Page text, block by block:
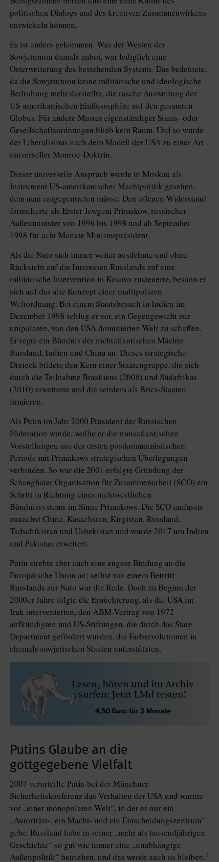
politischen Dialogs und des kreativen Zusammenwirkens
entwickeln können.
Es ist anders gekommen. Was der Westen der
Sowjetunion damals anbot, war lediglich eine
Osterweiterung des bestehenden Systems. Das bedeutete,
da die Sowjetunion keine militärische und ideologische
Bedrohung mehr darstellte, die rasche Ausweitung der
US-amerikanischen Einflusssphäre auf den gesamten
Globus. Für andere Muster eigenständiger Staats- oder
Gesellschaftsordnungen blieb kein Raum. Und so wurde
der Liberalismus nach dem Modell der USA zu einer Art
universeller Monroe-Doktrin.
Dieser universelle Anspruch wurde in Moskau als
Instrument US-amerikanischer Machtpolitik gesehen,
dem man entgegentreten müsse. Den offenen Widerstand
formulierte als Erster Jewgeni Primakow, russischer
Außenminister von 1996 bis 1998 und ab September
1998 für acht Monate Ministerpräsident.
Als die Nato sich immer weiter ausdehnte und ohne
Rücksicht auf die Interessen Russlands auf eine
militärische Intervention in Kosovo zusteuerte, besann er
sich auf das alte Konzept einer multipolaren
Weltordnung. Bei einem Staatsbesuch in Indien im
Dezember 1998 schlug er vor, ein Gegengewicht zur
unipolaren, von den USA dominierten Welt zu schaffen.
Er regte ein Bündnis der nichtatlantischen Mächte
Russland, Indien und China an. Dieses strategische
Dreieck bildete den Kern einer Staatengruppe, die sich
durch die Teilnahme Brasiliens (2006) und Südafrikas
(2010) erweiterte und die seitdem als Brics-Staaten
firmieren.
Als Putin im Jahr 2000 Präsident der Russischen
Föderation wurde, wollte er die transatlantischen
Vorstellungen aus der ersten postkommunistischen
Periode mit Primakows strategischen Überlegungen
verbinden. So war die 2001 erfolgte Gründung der
Schanghaier Organisation für Zusammenarbeit (SCO) ein
Schritt in Richtung eines nichtwestlichen
Bündnissystems im Sinne Primakows. Die SCO umfasste
zunächst China, Kasachstan, Kirgistan, Russland,
Tadschikistan und Usbekistan und wurde 2017 um Indien
und Pakistan erweitert.
Putin strebte aber auch eine engere Bindung an die
Europäische Union an; selbst von einem Beitritt
Russlands zur Nato war die Rede. Doch zu Beginn der
2000er Jahre folgte die Ernüchterung, als die USA im
Irak intervenierten, den ABM-Vertrag von 1972
aufkündigten und US-Stiftungen, die durch das ­State
Department gefördert wurden, die Farb­revo­lu­tionen in
ehemals sowjetischen Staaten unterstützten.
Putins Glaube an die
gottgegebene Vielfalt
2007 verurteilte Putin bei der Münchner
Sicherheitskonferenz das Verhalten der USA und warnte
vor „einer monopolaren Welt“, in der es nur ein
„Autoritäts-, ein Macht- und ein Entscheidungszentrum“
gebe. Russland habe in seiner „mehr als tausendjährigen
Geschichte“ so gut wie immer eine „unabhängige
Außenpolitik“ betrieben, und das werde auch so bleiben.3